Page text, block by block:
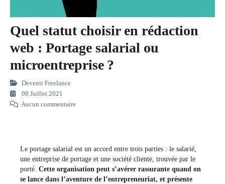
Quel statut choisir en rédaction
web : Portage salarial ou
microentreprise ?
Devenir Freelance
08 Juillet 2021
Aucun commentaire
Le portage salarial est un accord entre trois parties : le salarié,
une entreprise de portage et une société cliente, trouvée par le
porté. Cette organisation peut s’avérer rassurante quand on
se lance dans l’aventure de l’entrepreneuriat, et présente